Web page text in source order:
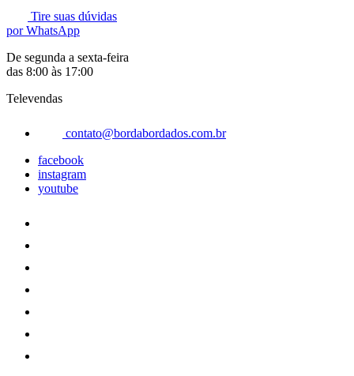
Tire suas dúvidas
por WhatsApp
De segunda a sexta-feira
das 8:00 às 17:00
Televendas
contato@bordabordados.com.br
facebook
instagram
youtube